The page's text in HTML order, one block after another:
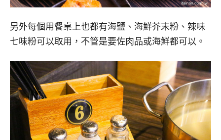
另外每個用餐桌上也都有海鹽、海鮮芥末粉、辣味
七味粉可以取用，不管是要佐肉品或海鮮都可以。